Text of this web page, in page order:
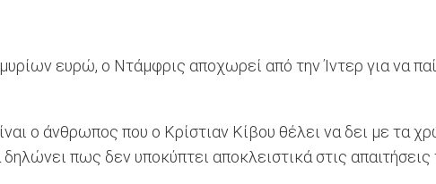
ευρώ, ο Ντάμφρις αποχωρεί από την Ίντερ για να
ο άνθρωπος που ο Κρίστιαν Κίβου θέλει να δει με τα
πως δεν υποκύπτει αποκλειστικά στις απαιτήσεις